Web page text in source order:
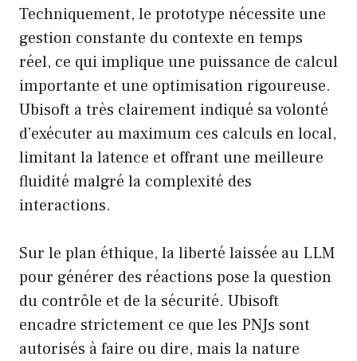
Techniquement, le prototype nécessite une
gestion constante du contexte en temps
réel, ce qui implique une puissance de calcul
importante et une optimisation rigoureuse.
Ubisoft a très clairement indiqué sa volonté
d’exécuter au maximum ces calculs en local,
limitant la latence et offrant une meilleure
fluidité malgré la complexité des
interactions.
Sur le plan éthique, la liberté laissée au LLM
pour générer des réactions pose la question
du contrôle et de la sécurité. Ubisoft
encadre strictement ce que les PNJs sont
autorisés à faire ou dire, mais la nature